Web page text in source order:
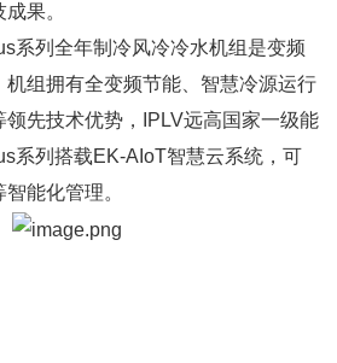
果。
系列全年制冷风冷冷水机组是变频
组拥有全变频节能、智慧冷源运行
先技术优势，IPLV远高国家一级能
系列搭载EK-AIoT智慧云系统，可
能化管理。